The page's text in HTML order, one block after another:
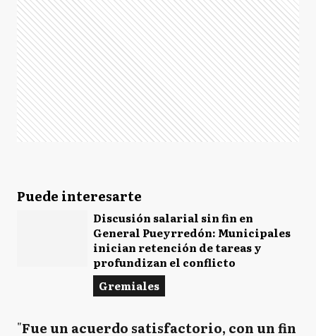
Puede interesarte
Discusión salarial sin fin en
General Pueyrredón: Municipales
inician retención de tareas y
profundizan el conflicto
Gremiales
"Fue un acuerdo satisfactorio, con un fin